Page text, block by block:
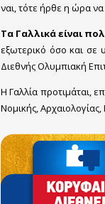
ναι, τότε ήρθε η ώρα
Τα Γαλλικά είναι
εξωτερικό όσο και
Διεθνής Ολυμπιακή
Η Γαλλία προτιμάται,
Νομικής,